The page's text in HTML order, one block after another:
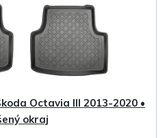
Octavia III 2013-2020 •
okraj